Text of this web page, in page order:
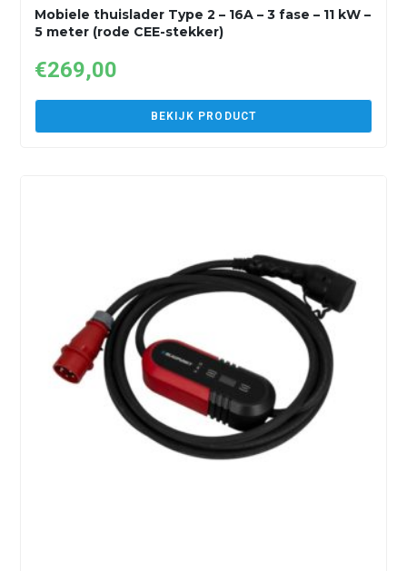
Mobiele thuislader Type 2 – 16A – 3 fase – 11 kW –
5 meter (rode CEE-stekker)
€269,00
BEKIJK PRODUCT